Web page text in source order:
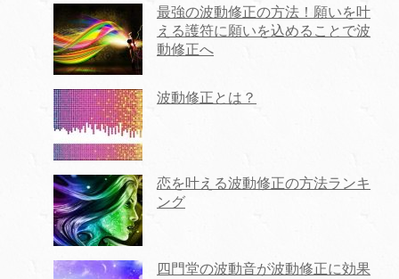
最強の波動修正の方法！願いを叶
える護符に願いを込めることで波
動修正へ
波動修正とは？
恋を叶える波動修正の方法ランキ
ング
四門堂の波動音が波動修正に効果